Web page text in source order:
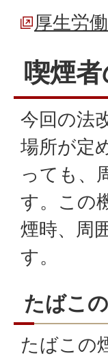
厚生労
喫煙
今回の法
場所が定
っても、
す。この
煙時、周
す。
たばこ
たばこの